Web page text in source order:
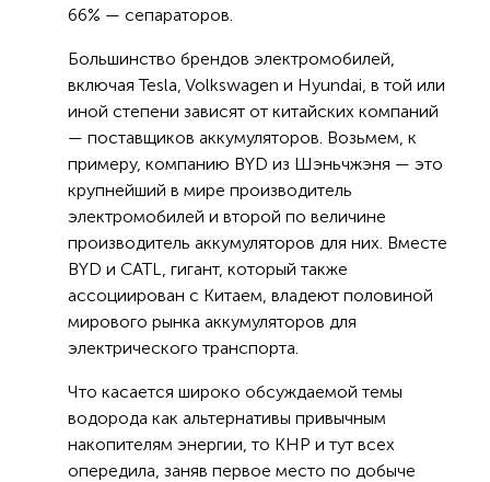
66% — сепараторов.
Большинство брендов электромобилей,
включая Tesla, Volkswagen и Hyundai, в той или
иной степени зависят от китайских компаний
— поставщиков аккумуляторов. Возьмем, к
примеру, компанию BYD из Шэньчжэня — это
крупнейший в мире производитель
электромобилей и второй по величине
производитель аккумуляторов для них. Вместе
BYD и CATL, гигант, который также
ассоциирован с Китаем, владеют половиной
мирового рынка аккумуляторов для
электрического транспорта.
Что касается широко обсуждаемой темы
водорода как альтернативы привычным
накопителям энергии, то КНР и тут всех
опередила, заняв первое место по добыче